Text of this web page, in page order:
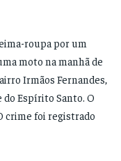
roupa por um
moto na manhã de
Irmãos Fernandes,
do Espírito Santo. O
crime foi registrado